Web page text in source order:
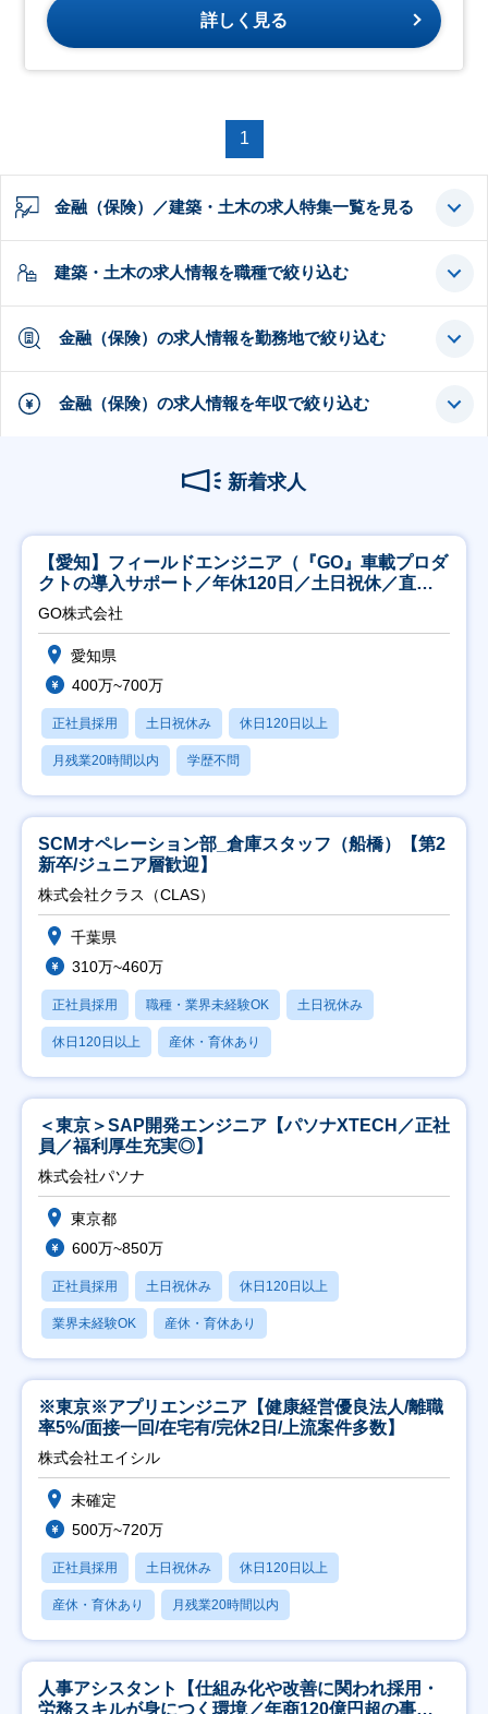
詳しく見る
1
金融（保険）／建築・土木の求人特集一覧を見る
建築・土木の求人情報を職種で絞り込む
金融（保険）の求人情報を勤務地で絞り込む
金融（保険）の求人情報を年収で絞り込む
新着求人
【愛知】フィールドエンジニア（『GO』車載プロダ
クトの導入サポート／年休120日／土日祝休／直行
直帰
GO株式会社
愛知県
400万~700万
正社員採用 土日祝休み 休日120日以上
月残業20時間以内 学歴不問
SCMオペレーション部_倉庫スタッフ（船橋）【第2
新卒/ジュニア層歓迎】
株式会社クラス（CLAS）
千葉県
310万~460万
正社員採用 職種・業界未経験OK 土日祝休み
休日120日以上 産休・育休あり
＜東京＞SAP開発エンジニア【パソナXTECH／正社
員／福利厚生充実◎】
株式会社パソナ
東京都
600万~850万
正社員採用 土日祝休み 休日120日以上
業界未経験OK 産休・育休あり
※東京※アプリエンジニア【健康経営優良法人/離職
率5%/面接一回/在宅有/完休2日/上流案件多数】
株式会社エイシル
未確定
500万~720万
正社員採用 土日祝休み 休日120日以上
産休・育休あり 月残業20時間以内
人事アシスタント【仕組み化や改善に関われ採用・
労務スキルが身につく環境／年商120億円超の事業